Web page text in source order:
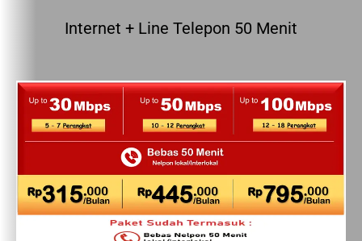
Internet + Line Telepon 50 Menit